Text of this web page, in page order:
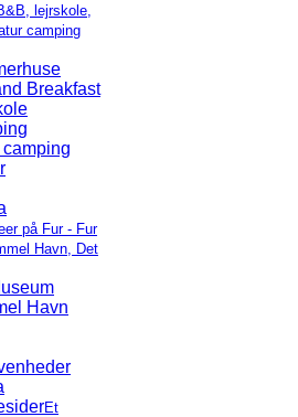
lejrskole,
camping
Breakfast
camping
på Fur - Fur
Havn, Det
Havn
Et